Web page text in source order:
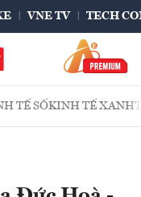
VNE TV TECH
TẾ SỐKINH TẾ XANH